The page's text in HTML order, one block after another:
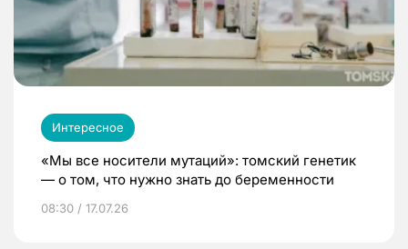
Интересное
«Мы все носители мутаций»: томский генетик
— о том, что нужно знать до беременности
08:30 / 17.07.26